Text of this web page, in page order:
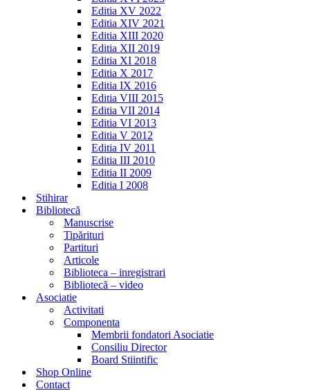
Editia XV 2022
Editia XIV 2021
Editia XIII 2020
Editia XII 2019
Editia XI 2018
Editia X 2017
Editia IX 2016
Editia VIII 2015
Editia VII 2014
Editia VI 2013
Editia V 2012
Editia IV 2011
Editia III 2010
Editia II 2009
Editia I 2008
Stihirar
Bibliotecă
Manuscrise
Tipărituri
Partituri
Articole
Biblioteca – inregistrari
Bibliotecă – video
Asociatie
Activitati
Componenta
Membrii fondatori Asociatie
Consiliu Director
Board Stiintific
Shop Online
Contact